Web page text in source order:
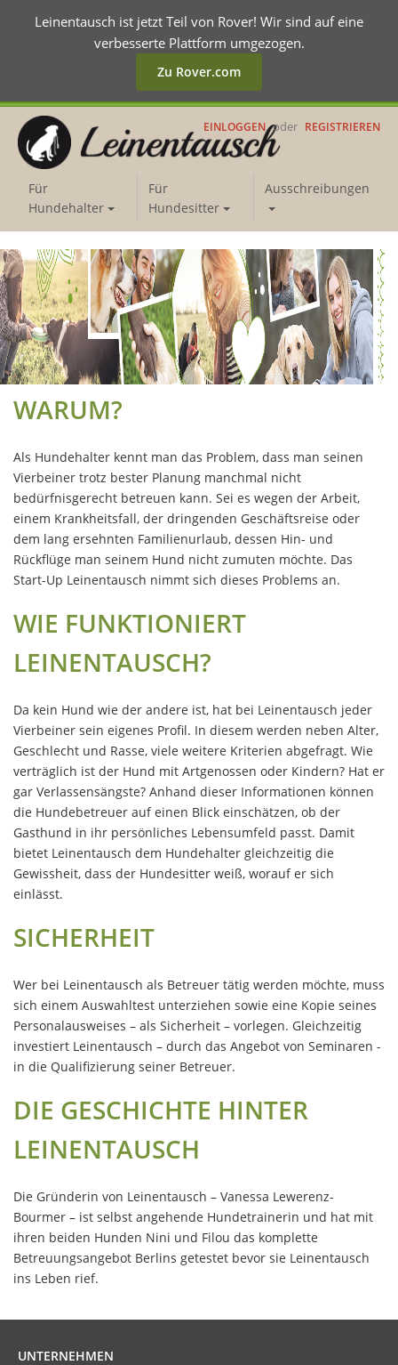
Leinentausch ist jetzt Teil von Rover! Wir sind auf eine
verbesserte Plattform umgezogen.
Zu Rover.com
Für
Hundehalter
Für
Hundesitter
Ausschreibungen
EINLOGGEN oder REGISTRIEREN
WARUM?
Als Hundehalter kennt man das Problem, dass man seinen
Vierbeiner trotz bester Planung manchmal nicht
bedürfnisgerecht betreuen kann. Sei es wegen der Arbeit,
einem Krankheitsfall, der dringenden Geschäftsreise oder
dem lang ersehnten Familienurlaub, dessen Hin- und
Rückflüge man seinem Hund nicht zumuten möchte. Das
Start-Up Leinentausch nimmt sich dieses Problems an.
WIE FUNKTIONIERT
LEINENTAUSCH?
Da kein Hund wie der andere ist, hat bei Leinentausch jeder
Vierbeiner sein eigenes Profil. In diesem werden neben Alter,
Geschlecht und Rasse, viele weitere Kriterien abgefragt. Wie
verträglich ist der Hund mit Artgenossen oder Kindern? Hat er
gar Verlassensängste? Anhand dieser Informationen können
die Hundebetreuer auf einen Blick einschätzen, ob der
Gasthund in ihr persönliches Lebensumfeld passt. Damit
bietet Leinentausch dem Hundehalter gleichzeitig die
Gewissheit, dass der Hundesitter weiß, worauf er sich
einlässt.
SICHERHEIT
Wer bei Leinentausch als Betreuer tätig werden möchte, muss
sich einem Auswahltest unterziehen sowie eine Kopie seines
Personalausweises – als Sicherheit – vorlegen. Gleichzeitig
investiert Leinentausch – durch das Angebot von Seminaren -
in die Qualifizierung seiner Betreuer.
DIE GESCHICHTE HINTER
LEINENTAUSCH
Die Gründerin von Leinentausch – Vanessa Lewerenz-
Bourmer – ist selbst angehende Hundetrainerin und hat mit
ihren beiden Hunden Nini und Filou das komplette
Betreuungsangebot Berlins getestet bevor sie Leinentausch
ins Leben rief.
UNTERNEHMEN